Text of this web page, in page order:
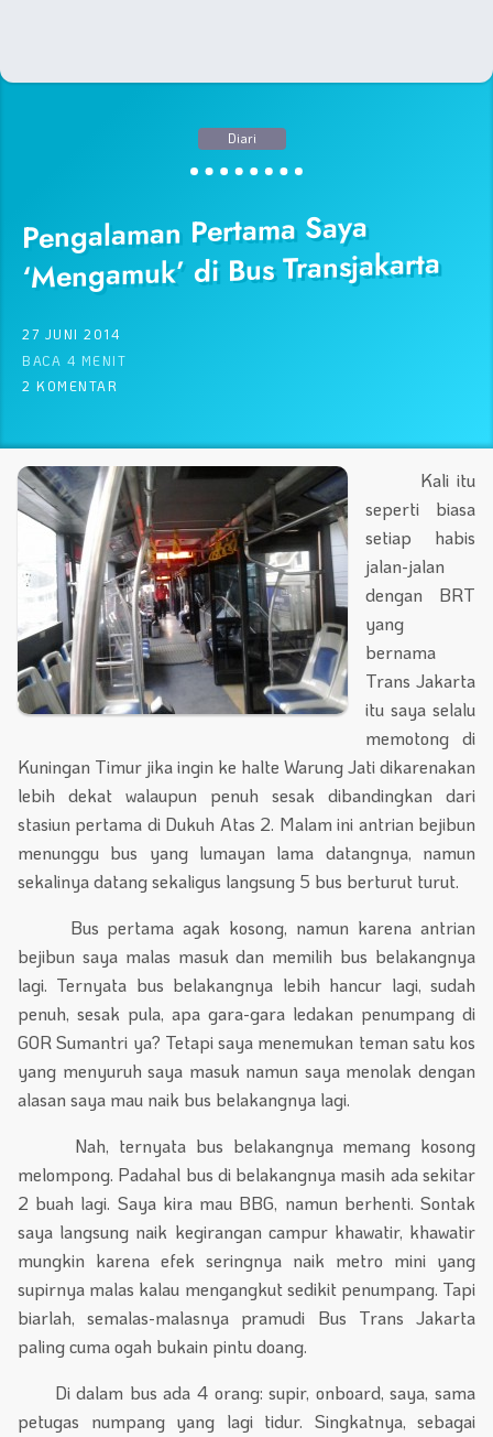
Diari
Pengalaman Pertama Saya
‘Mengamuk’ di Bus Transjakarta
27 JUNI 2014
BACA 4 MENIT
2 KOMENTAR
Kali itu
seperti biasa
setiap habis
jalan-jalan
dengan BRT
yang
bernama
Trans Jakarta
itu saya selalu
memotong di
Kuningan Timur jika ingin ke halte Warung Jati dikarenakan
lebih dekat walaupun penuh sesak dibandingkan dari
stasiun pertama di Dukuh Atas 2. Malam ini antrian bejibun
menunggu bus yang lumayan lama datangnya, namun
sekalinya datang sekaligus langsung 5 bus berturut turut.
Bus pertama agak kosong, namun karena antrian
bejibun saya malas masuk dan memilih bus belakangnya
lagi. Ternyata bus belakangnya lebih hancur lagi, sudah
penuh, sesak pula, apa gara-gara ledakan penumpang di
GOR Sumantri ya? Tetapi saya menemukan teman satu kos
yang menyuruh saya masuk namun saya menolak dengan
alasan saya mau naik bus belakangnya lagi.
Nah, ternyata bus belakangnya memang kosong
melompong. Padahal bus di belakangnya masih ada sekitar
2 buah lagi. Saya kira mau BBG, namun berhenti. Sontak
saya langsung naik kegirangan campur khawatir, khawatir
mungkin karena efek seringnya naik metro mini yang
supirnya malas kalau mengangkut sedikit penumpang. Tapi
biarlah, semalas-malasnya pramudi Bus Trans Jakarta
paling cuma ogah bukain pintu doang.
Di dalam bus ada 4 orang: supir, onboard, saya, sama
petugas numpang yang lagi tidur. Singkatnya, sebagai